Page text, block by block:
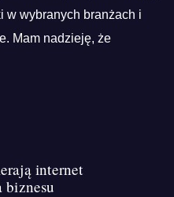
w wybranych branżach i
Mam nadzieję, że
internet
biznesu